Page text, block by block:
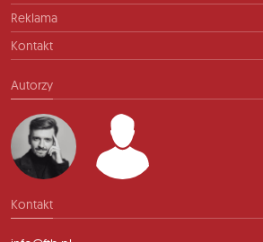
Reklama
Kontakt
Autorzy
Kontakt